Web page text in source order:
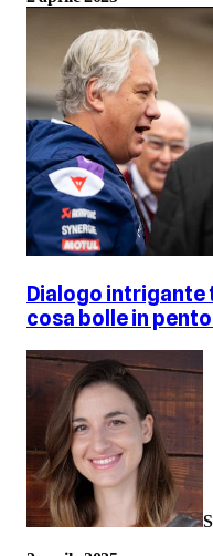
Dialogo intrigante
cosa bolle in